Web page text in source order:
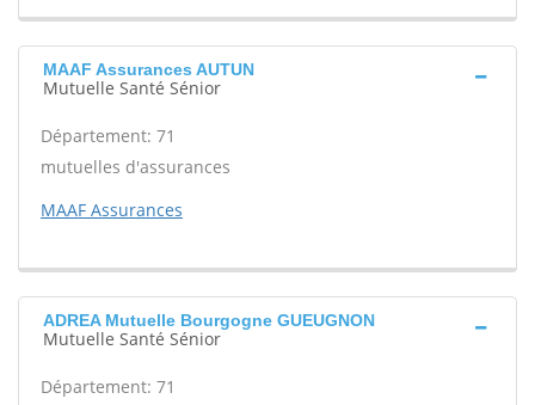
MAAF Assurances AUTUN
Mutuelle Santé Sénior
Département: 71
mutuelles d'assurances
MAAF Assurances
ADREA Mutuelle Bourgogne GUEUGNON
Mutuelle Santé Sénior
Département: 71